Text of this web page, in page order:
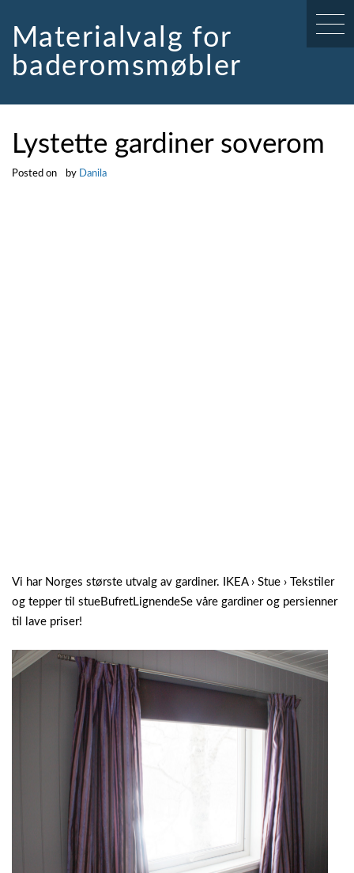
contentMaterialvalg for
baderomsmøbler
Lystette gardiner soverom
Posted on by Danila
Vi har Norges største utvalg av gardiner. IKEA › Stue › Tekstiler
og tepper til stueBufretLignendeSe våre gardiner og persienner
til lave priser!